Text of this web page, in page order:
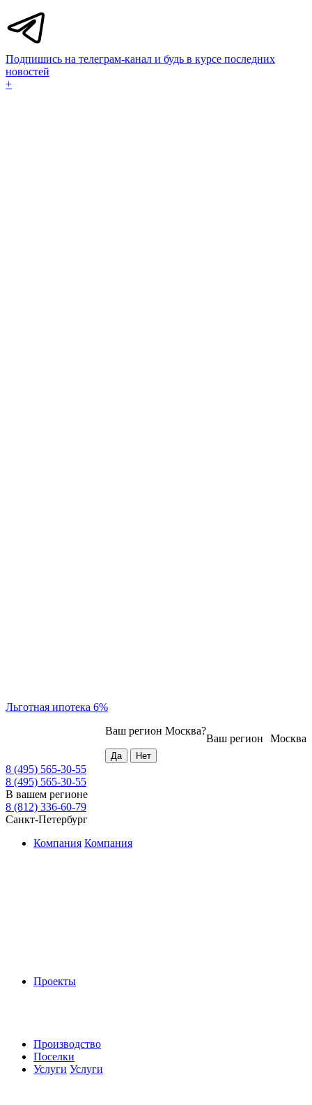
Подпишись на телеграм-канал и будь в курсе последних
новостей
+
Льготная ипотека 6%
Москва
Ваш регион
Ваш регион Москва?
8 (495) 565-30-55
8 (495) 565-30-55
В вашем регионе
8 (812) 336-60-79
Санкт-Петербург
Компания Компания
Проекты
Производство
Поселки
Услуги Услуги